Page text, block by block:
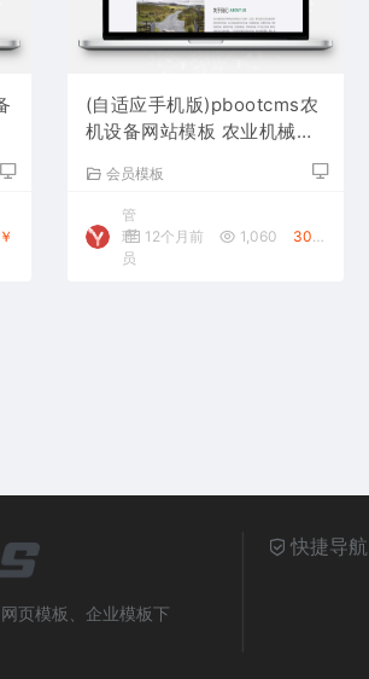
(自适应手机版)pbootcms农
机设备网站模板 农业机械设
会员模板
管
理
员
12个月前 1,060 30￥
页模板、企业模板下
快捷导航